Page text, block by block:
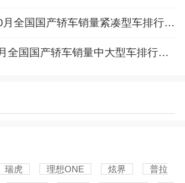
2023年10月全国国产轿车销量紧凑型车排行榜完整版(零售量
2025年8月全国国产轿车销量中大型车排行榜完整版(零售量
瑞虎 理想ONE 炫界
普拉